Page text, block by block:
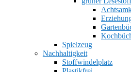
Spielzeug
Nachhaltigkeit
Stoffwindelplatz